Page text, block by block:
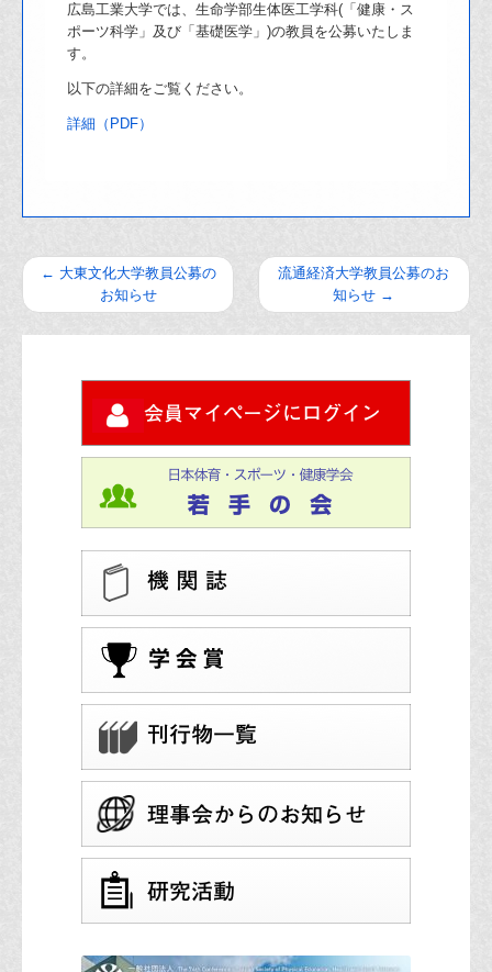
広島工業大学では、生命学部生体医工学科(「健康・ス
ポーツ科学」及び「基礎医学」)の教員を公募いたしま
す。
以下の詳細をご覧ください。
詳細（PDF）
← 大東文化大学教員公募の
お知らせ
流通経済大学教員公募のお
知らせ →